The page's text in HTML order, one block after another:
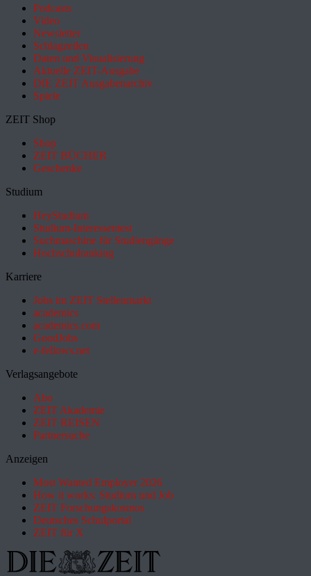
Podcasts
Video
Newsletter
Schlagzeilen
Daten und Visualisierung
Aktuelle ZEIT-Ausgabe
DIE ZEIT Ausgabenarchiv
Spiele
ZEIT Shop
Shop
ZEIT BÜCHER
Geschenke
Studium
HeyStudium
Studium-Interessentest
Suchmaschine für Studiengänge
Hochschulranking
Karriere
Jobs im ZEIT Stellenmarkt
academics
academics.com
GoodJobs
e-fellows.net
Verlagsangebote
Abo
ZEIT Akademie
ZEIT REISEN
Partnersuche
Anzeigen
Most Wanted Employer 2026
How it works: Studium und Job
ZEIT Forschungskosmos
Deutsches Schulportal
ZEIT für X